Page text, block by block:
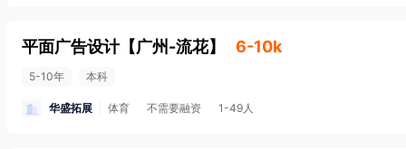
平面广告设计 【广州-流花】 6-10k
5-10年 本科
华盛拓展 体育 不需要融资 1-49人